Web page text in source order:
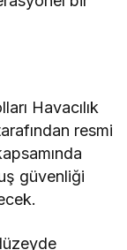
Havacılık
resmi
güvenliği